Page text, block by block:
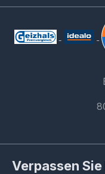
Verpassen